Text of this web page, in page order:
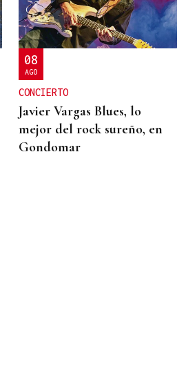
08
AGO
CONCIERTO
Javier Vargas Blues, lo
mejor del rock sureño, en
Gondomar